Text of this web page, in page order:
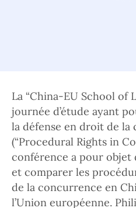
La “China-EU School of
journée d’étude ayant
la défense en droit de la
(“Procedural Rights in
conférence a pour
et comparer les
de la concurrence en
l’Union européenne.